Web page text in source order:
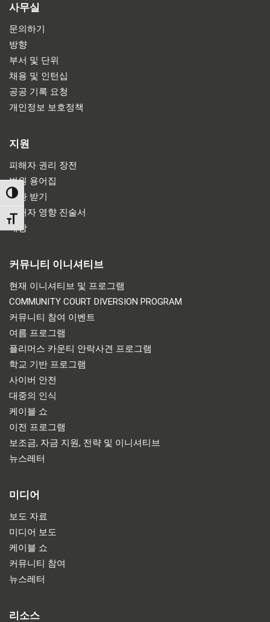
TOGGLE HIGH CONTRAST
TOGGLE FONT SIZE
사무실
문의하기
방향
부서 및 단위
채용 및 인턴십
공공 기록 요청
개인정보 보호정책
지원
피해자 권리 장전
법원 용어집
소환 받기
피해자 영향 진술서
배상
커뮤니티 이니셔티브
현재 이니셔티브 및 프로그램
COMMUNITY COURT DIVERSION PROGRAM
커뮤니티 참여 이벤트
여름 프로그램
플리머스 카운티 안락사견 프로그램
학교 기반 프로그램
사이버 안전
대중의 인식
케이블 쇼
이전 프로그램
보조금, 자금 지원, 전략 및 이니셔티브
뉴스레터
미디어
보도 자료
미디어 보도
케이블 쇼
커뮤니티 참여
뉴스레터
리소스